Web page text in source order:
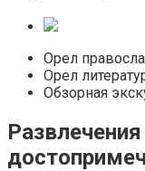
Орел
Орел
Обзорная
Развлечения